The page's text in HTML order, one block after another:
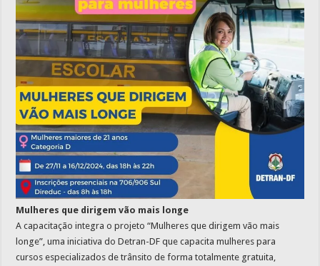
Mulheres que dirigem vão mais longe
A capacitação integra o projeto “Mulheres que dirigem vão mais
longe”, uma iniciativa do Detran-DF que capacita mulheres para
cursos especializados de trânsito de forma totalmente gratuita,